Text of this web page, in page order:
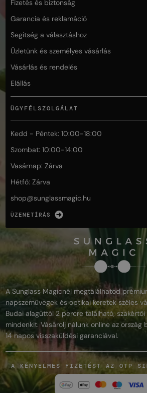
Fizetés és biztonság
Garancia és reklamáció
Segítség a választáshoz
Üzletünk és személyes vásárlás
Vásárlás és rendelés
Elállás
ÜGYFÉLSZOLGÁLAT
Kedd - Péntek: 10:00-18:00
Szombat: 10:00-14:00
Vasárnap: Zárva
Hétfő: Zárva
shop@sunglassmagic.hu
ÜZENETÍRÁS
A Sunglass Magicnél megtalálhatod
napszemüvegek és optikai keretek széles
Budai alagúttól 2 percre található,
mindenkit. Vásárolj nálunk online az ország
14 napos visszaküldési garanciával.
A KÉNYELMES FIZETÉST AZ OTP